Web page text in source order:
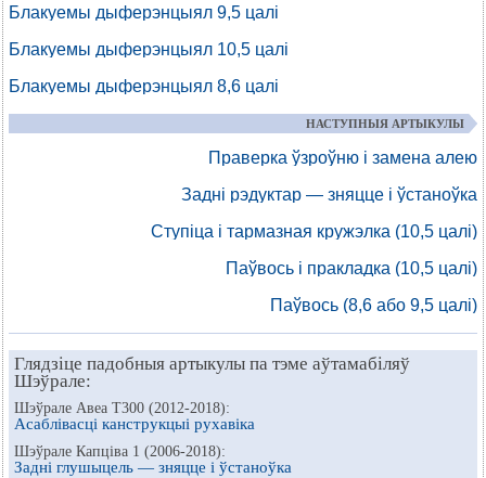
Блакуемы дыферэнцыял 9,5 цалі
Блакуемы дыферэнцыял 10,5 цалі
Блакуемы дыферэнцыял 8,6 цалі
НАСТУПНЫЯ АРТЫКУЛЫ
Праверка ўзроўню і замена алею
Задні рэдуктар — зняцце і ўстаноўка
Ступіца і тармазная кружэлка (10,5 цалі)
Паўвось і пракладка (10,5 цалі)
Паўвось (8,6 або 9,5 цалі)
Глядзіце падобныя артыкулы па тэме аўтамабіляў
Шэўрале:
Шэўрале Авеа Т300 (2012-2018):
Асаблівасці канструкцыі рухавіка
Шэўрале Капціва 1 (2006-2018):
Задні глушыцель — зняцце і ўстаноўка